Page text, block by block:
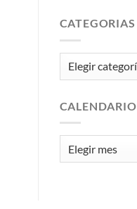
CATEGORIAS
Categorias
CALENDARIO